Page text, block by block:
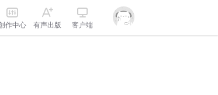
作中心 有声出版 客户端